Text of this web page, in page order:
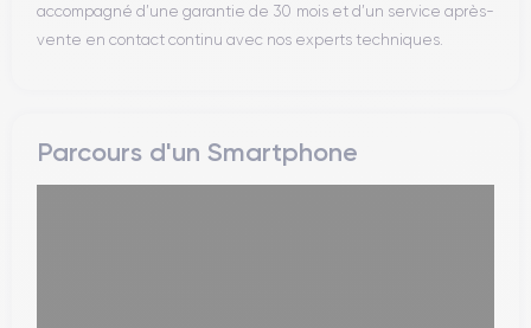
accompagné d’une garantie de 30 mois et d’un service après-
vente en contact continu avec nos experts techniques.
Parcours d'un Smartphone